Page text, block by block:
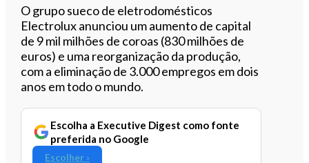
Ouvir este artigo
O grupo sueco de eletrodomésticos
Electrolux anunciou um aumento de capital
de 9 mil milhões de coroas (830 milhões de
euros) e uma reorganização da produção,
com a eliminação de 3.000 empregos em dois
anos em todo o mundo.
Escolha a Executive Digest como fonte
preferida no Google
Escolher ›